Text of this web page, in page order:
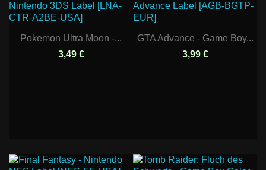
Pokemon Ultra Moon -...
3,49 €
GTA Advance - Game Boy...
3,99 €